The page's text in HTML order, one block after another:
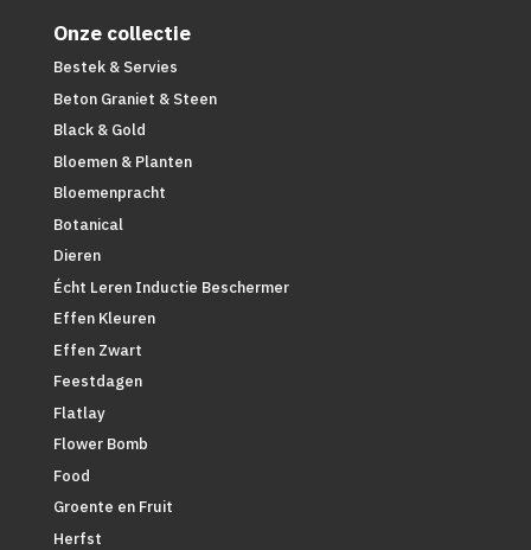
Onze collectie
Bestek & Servies
Beton Graniet & Steen
Black & Gold
Bloemen & Planten
Bloemenpracht
Botanical
Dieren
Écht Leren Inductie Beschermer
Effen Kleuren
Effen Zwart
Feestdagen
Flatlay
Flower Bomb
Food
Groente en Fruit
Herfst